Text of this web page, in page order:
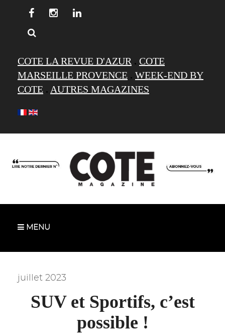
COTE LA REVUE D'AZUR . COTE
MARSEILLE PROVENCE . WEEK-END BY
COTE . AUTRES MAGAZINES
MENU
juillet 2023
SUV et Sportifs, c’est
possible !